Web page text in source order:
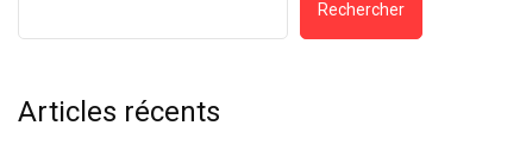
Rechercher
Articles récents